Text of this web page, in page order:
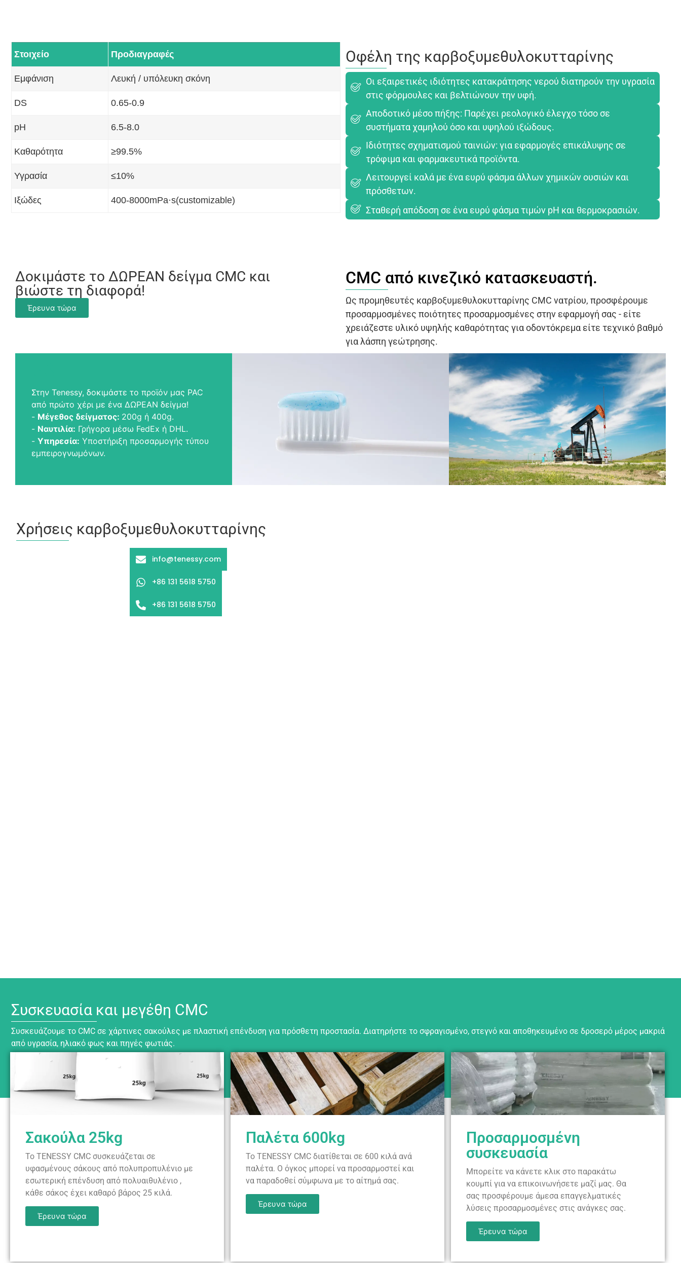
Στοιχείο Προδιαγραφές
Εμφάνιση Λευκή / υπόλευκη σκόνη
DS 0.65-0.9
pH 6.5-8.0
Καθαρότητα ≥99.5%
Υγρασία ≤10%
Ιξώδες 400-8000mPa·s(customizable)
Οφέλη της καρβοξυμεθυλοκυτταρίνης
Οι εξαιρετικές ιδιότητες κατακράτησης νερού διατηρούν την υγρασία
στις φόρμουλες και βελτιώνουν την υφή.
Αποδοτικό μέσο πήξης: Παρέχει ρεολογικό έλεγχο τόσο σε
συστήματα χαμηλού όσο και υψηλού ιξώδους.
Ιδιότητες σχηματισμού ταινιών: για εφαρμογές επικάλυψης σε
τρόφιμα και φαρμακευτικά προϊόντα.
Λειτουργεί καλά με ένα ευρύ φάσμα άλλων χημικών ουσιών και
πρόσθετων.
Σταθερή απόδοση σε ένα ευρύ φάσμα τιμών pH και θερμοκρασιών.
Δοκιμάστε το ΔΩΡΕΑΝ δείγμα CMC και
βιώστε τη διαφορά!
Έρευνα τώρα
CMC από κινεζικό κατασκευαστή.
Ως προμηθευτές καρβοξυμεθυλοκυτταρίνης CMC νατρίου, προσφέρουμε
προσαρμοσμένες ποιότητες προσαρμοσμένες στην εφαρμογή σας - είτε
χρειάζεστε υλικό υψηλής καθαρότητας για οδοντόκρεμα είτε τεχνικό βαθμό
για λάσπη γεώτρησης.
Στην Tenessy, δοκιμάστε το προϊόν μας PAC
από πρώτο χέρι με ένα ΔΩΡΕΑΝ δείγμα!
- Μέγεθος δείγματος: 200g ή 400g.
- Ναυτιλία: Γρήγορα μέσω FedEx ή DHL.
- Υπηρεσία: Υποστήριξη προσαρμογής τύπου
εμπειρογνωμόνων.
Χρήσεις καρβοξυμεθυλοκυτταρίνης
Συσκευασία και μεγέθη CMC
Συσκευάζουμε το CMC σε χάρτινες σακούλες με πλαστική επένδυση για πρόσθετη προστασία. Διατηρήστε το σφραγισμένο, στεγνό και αποθηκευμένο σε δροσερό μέρος μακριά
από υγρασία, ηλιακό φως και πηγές φωτιάς.
Σακούλα 25kg
Το TENESSY CMC συσκευάζεται σε
υφασμένους σάκους από πολυπροπυλένιο με
εσωτερική επένδυση από πολυαιθυλένιο ,
κάθε σάκος έχει καθαρό βάρος 25 κιλά.
Έρευνα τώρα
Παλέτα 600kg
Το TENESSY CMC διατίθεται σε 600 κιλά ανά
παλέτα. Ο όγκος μπορεί να προσαρμοστεί και
να παραδοθεί σύμφωνα με το αίτημά σας.
Έρευνα τώρα
Προσαρμοσμένη
συσκευασία
Μπορείτε να κάνετε κλικ στο παρακάτω
κουμπί για να επικοινωνήσετε μαζί μας. Θα
σας προσφέρουμε άμεσα επαγγελματικές
λύσεις προσαρμοσμένες στις ανάγκες σας.
Έρευνα τώρα
info@tenessy.com
+86 131 5618 5750
+86 131 5618 5750